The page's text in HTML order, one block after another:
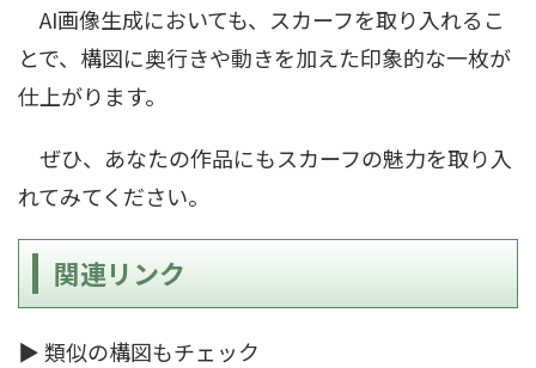
AI画像生成においても、スカーフを取り入れるこ
とで、構図に奥行きや動きを加えた印象的な一枚が
仕上がります。
ぜひ、あなたの作品にもスカーフの魅力を取り入
れてみてください。
関連リンク
▶ 類似の構図もチェック